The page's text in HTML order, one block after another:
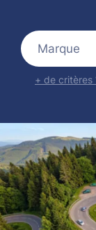
+ de critères